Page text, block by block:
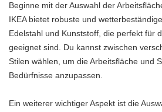
Beginne mit der Auswahl der
IKEA bietet robuste und
Edelstahl und Kunststoff, die perfekt für
geeignet sind. Du kannst zwischen
Stilen wählen, um die Arbeitsfläche und
Bedürfnisse anzupassen.
Ein weiterer wichtiger Aspekt ist die